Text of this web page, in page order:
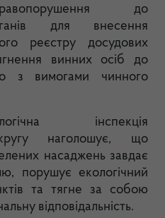
до
для внесення
реєстру досудових
винних осіб до
з вимогами чинного
інспекція
наголошує, що
насаджень завдає
порушує екологічний
та тягне за собою
відповідальність.